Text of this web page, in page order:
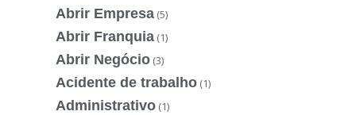
Abrir Empresa (5)
Abrir Franquia (1)
Abrir Negócio (3)
Acidente de trabalho (1)
Administrativo (1)